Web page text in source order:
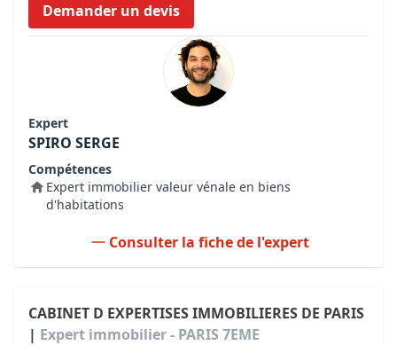
Demander un devis
Expert
SPIRO SERGE
Compétences
Expert immobilier valeur vénale en biens
d'habitations
Consulter la fiche de l'expert
CABINET D EXPERTISES IMMOBILIERES DE PARIS
| Expert immobilier - PARIS 7EME